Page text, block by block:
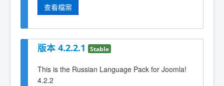
查看檔案
版本 4.2.2.1 Stable
This is the Russian Language Pack for Joomla!
4.2.2